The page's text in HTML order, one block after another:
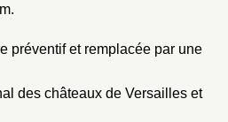
préventif et remplacée par une
des châteaux de Versailles et